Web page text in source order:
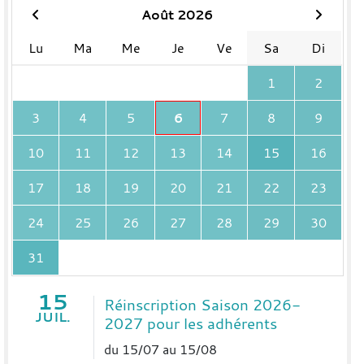
Août 2026
Lu
Ma Me Je Ve Sa
Di
1
2
3
4 5 6 7 8
9
10
11 12 13 14 15
16
17
18 19 20 21 22
23
24
25 26 27 28 29
30
31
15
JUIL.
Réinscription Saison 2026-
2027 pour les adhérents
du 15/07 au 15/08